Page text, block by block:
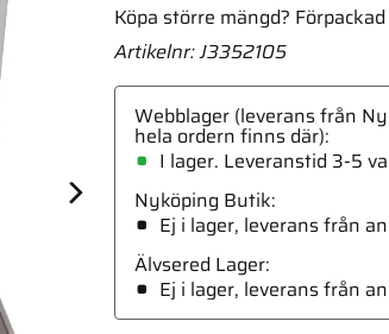
Köpa större mängd?
Artikelnr J3352105
Webblager (leverans från
hela ordern finns där)
I lager. Leveranstid 3-5
Nyköping Butik
Ej i lager, leverans från
Älvsered Lager
Ej i lager, leverans från